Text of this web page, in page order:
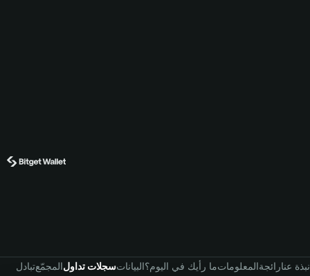
تبادلالمجمّعسجلات تداولالبياناتما رأيك في اليوم؟المعلوماترائجةنبذة عنا